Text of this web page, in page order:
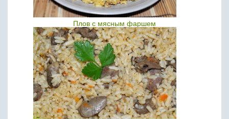
Плов с мясным фаршем